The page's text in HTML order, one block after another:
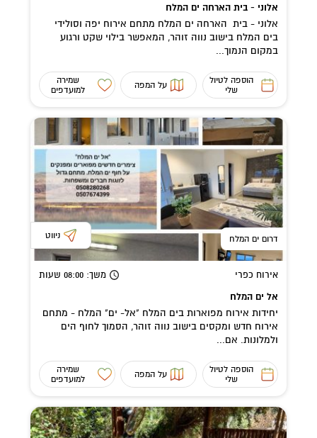
אלוני - בית הארחה ים המלח
אלוני - בית הארחה ים המלח מתחם אירוח יפה וסולידי
בים המלח בישוב נווה זוהר, המאפשר בילוי שקט ורגוע
במקום הנמוך...
הוספה לטיול
שלי
על המפה
שמירה
למועדפים
דרום ים המלח ניווט
אירוח כפרי משך: 08:00 שעות
אל ים המלח
יחידות אירוח מפוארות בים המלח "אל- ים" המלח - מתחם
אירוח חדש ומקסים בישוב נווה זוהר, הסמוך לחוף הים
ולמלונות. אם...
הוספה לטיול
שלי
על המפה
שמירה
למועדפים